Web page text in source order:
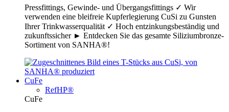
Pressfittings, Gewinde- und Übergangsfittings ✓ Wir
verwenden eine bleifreie Kupferlegierung CuSi zu Gunsten
Ihrer Trinkwasserqualität ✓ Hoch entzinkungsbeständig und
zukunftssicher ► Entdecken Sie das gesamte Siliziumbronze-
Sortiment von SANHA®!
CuFe
RefHP®
CuFe